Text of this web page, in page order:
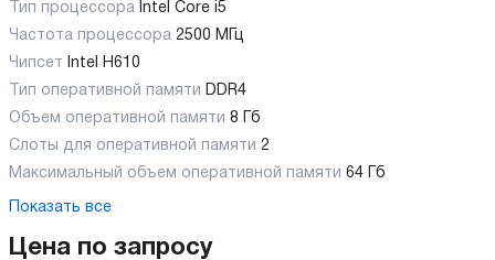
Тип процессора Intel Core i5
Частота процессора 2500 МГц
Чипсет
Intel H610
Тип оперативной памяти DDR4
Объем оперативной памяти 8 Гб
Слоты для оперативной памяти 2
Максимальный объем оперативной памяти 64 Гб
Показать все
Цена по запросу